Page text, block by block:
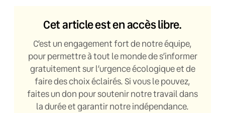
Cet article est en accès libre.
C’est un engagement fort de notre équipe,
pour permettre à tout le monde de s’informer
gratuitement sur l’urgence écologique et de
faire des choix éclairés. Si vous le pouvez,
faites un don pour soutenir notre travail dans
la durée et garantir notre indépendance.